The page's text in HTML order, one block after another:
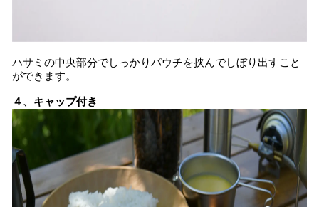
ハサミの中央部分でしっかりパウチを挟んでしぼり出すこと
ができます。
４、キャップ付き